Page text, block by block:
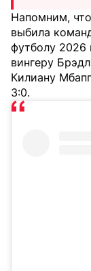
Напомним,
выбила
футболу 2026
вингеру
Килиану
3:0.